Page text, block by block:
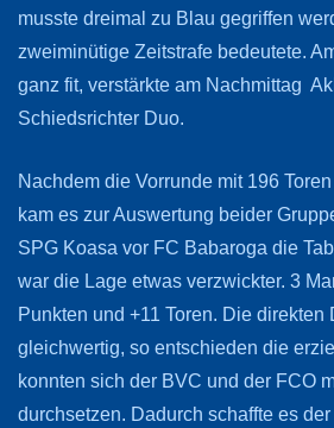
musste dreimal zu Blau gegriffen
zweiminütige Zeitstrafe bedeutete.
ganz fit, verstärkte am Nachmittag
Schiedsrichter Duo.
Nachdem die Vorrunde mit 196
kam es zur Auswertung beider
SPG Koasa vor FC Babaroga die
war die Lage etwas verzwickter. 3
Punkten und +11 Toren. Die
gleichwertig, so entschieden die
konnten sich der BVC und der FCO
durchsetzen. Dadurch schaffte es